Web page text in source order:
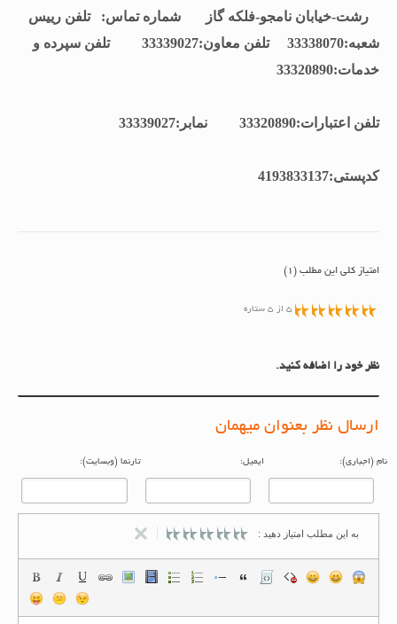
رشت-خیابان نامجو-فلکه گاز شماره تماس: تلفن رييس
شعبه:33338070 تلفن معاون:33339027 تلفن سپرده و
خدمات:33320890
تلفن اعتبارات:33320890 نمابر:33339027
كدپستی:4193833137
امتیاز کلی این مطلب (1)
5 از 5 ستاره
نظر خود را اضافه کنید.
ارسال نظر بعنوان میهمان
(اجباری): ایمیل: تارنما (وبسایت):
به این مطلب امتیاز دهید :